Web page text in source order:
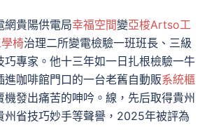
網貴陽供電局幸福空間變亞梭Artso工
椅治理二所變電檢驗一班班長、三級
巧專家。他十三年如一日扎根檢驗一牛
進咖啡館門口的一台老舊自動販系統櫃
機發出痛苦的呻吟。線，先后取得貴州
州省技巧妙手等聲譽，2025年被評為